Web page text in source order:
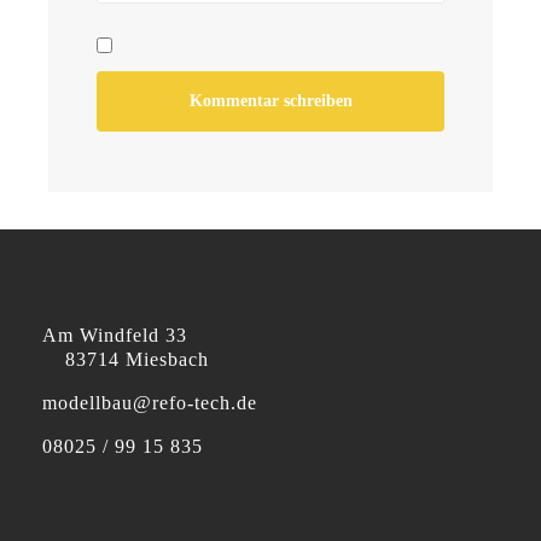
Am Windfeld 33
83714 Miesbach
modellbau@refo-tech.de
08025 / 99 15 835